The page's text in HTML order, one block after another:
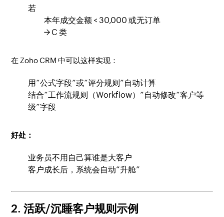
若
本年成交金额 < 30,000 或无订单
→ C 类
在 Zoho CRM 中可以这样实现：
用“公式字段”或“评分规则”自动计算
结合“工作流规则（Workflow）”自动修改“客户等
级”字段
好处：
业务员不用自己算谁是大客户
客户成长后，系统会自动“升舱”
2. 活跃/沉睡客户规则示例